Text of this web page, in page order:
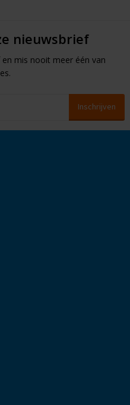
nieuwsbrief
mis nooit meer één van